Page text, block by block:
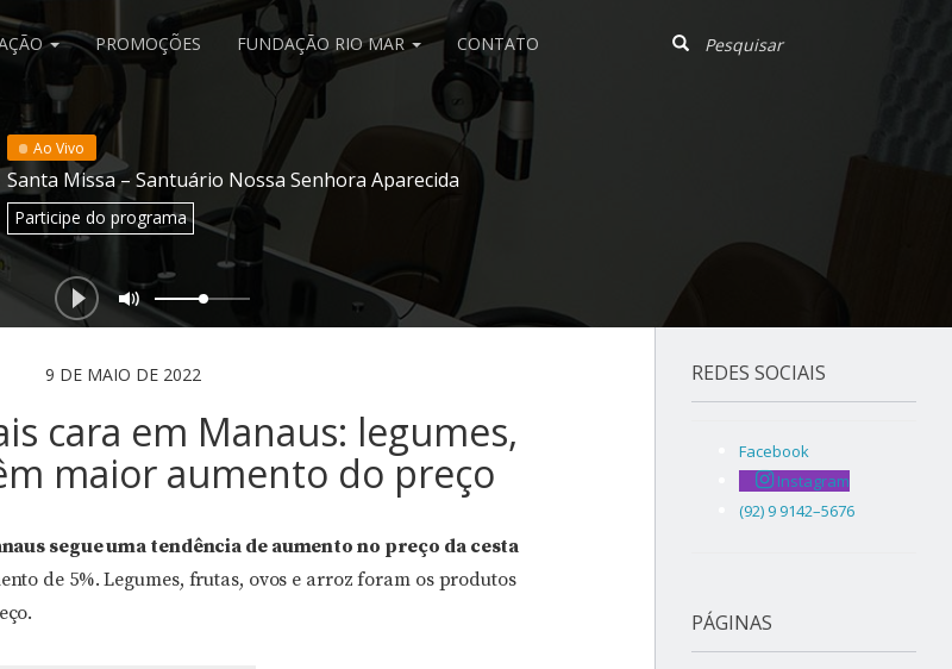
PROMOÇÕES FUNDAÇÃO RIO MAR CONTATO
Ao Vivo
Santa Missa – Santuário Nossa Senhora Aparecida
Participe do programa
9 DE MAIO DE 2022
cara em Manaus: legumes,
maior aumento do preço
segue uma tendência de aumento no preço da cesta
de 5%. Legumes, frutas, ovos e arroz foram os produtos
REDES SOCIAIS
Facebook
Instagram
(92) 9 9142–5676
PÁGINAS